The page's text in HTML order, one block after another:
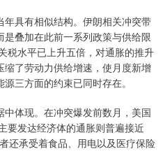
具有相似结构。伊朗相关冲突带
叠加在此前一系列政策与供给限
税水平已上升五倍，对通胀的推升
了劳动力供给增速，使月度新增
三方面的约束已同时存在。
体现。在冲突爆发前数月，美国
要发达经济体的通胀则普遍接近
还承受着食品、用电以及医疗保险